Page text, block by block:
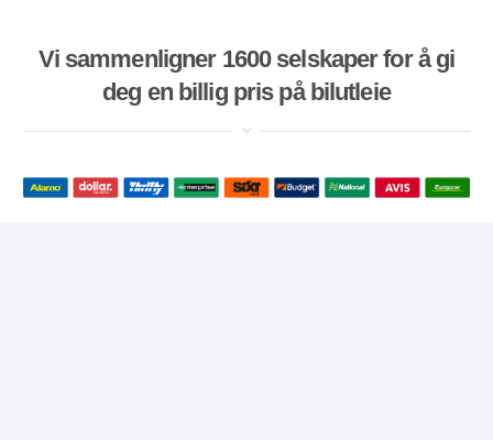
Vi sammenligner 1600 selskaper for å gi
deg en billig pris på bilutleie